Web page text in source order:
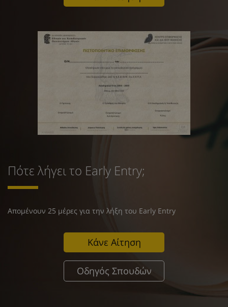
Πότε λήγει το Early Entry;
Απομένουν 25 μέρες για την λήξη του Early Entry
Κάνε Αίτηση
Οδηγός Σπουδών